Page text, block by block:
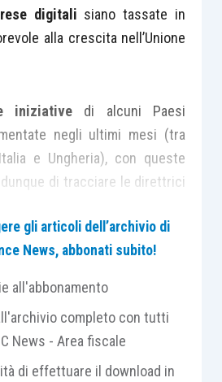
digitali siano tassate in
alla crescita nell’Unione
iniziative di alcuni Paesi
negli ultimi mesi (tra
e Ungheria), con queste
dunque di tracciare le direttrici
disegnate sulle
economia moderna in un’
ricordare come la UE
dell’economia digitale
argomenti di attenzione alla
gli articoli dell’archivio di
News, abbonati subito!
all'abbonamento
completo con tutti
News - Area fiscale
di effettuare il download in